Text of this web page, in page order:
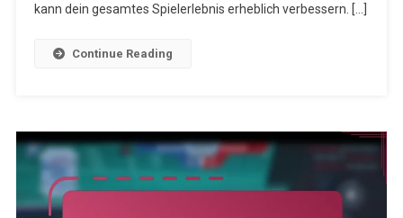
kann dein gesamtes Spielerlebnis erheblich verbessern. […]
Continue Reading